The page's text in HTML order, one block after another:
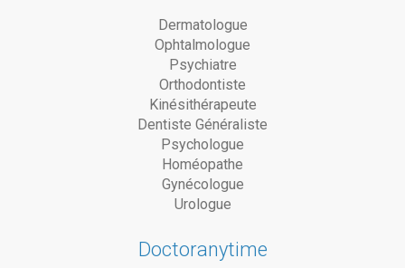
Dermatologue
Ophtalmologue
Psychiatre
Orthodontiste
Kinésithérapeute
Dentiste Généraliste
Psychologue
Homéopathe
Gynécologue
Urologue
Doctoranytime